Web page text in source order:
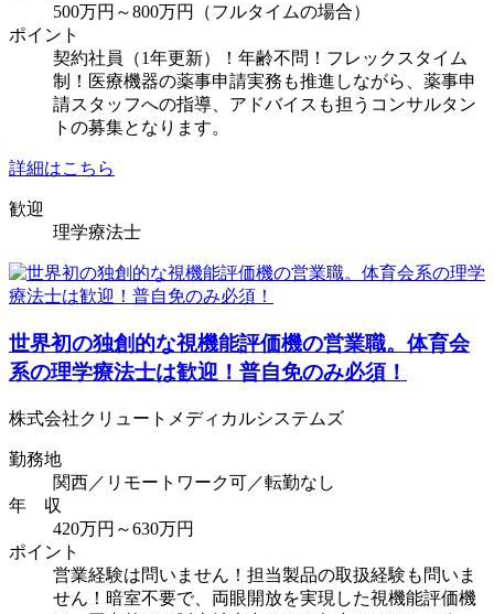
500万円～800万円（フルタイムの場合）
ポイント
契約社員（1年更新）！年齢不問！フレックスタイム
制！医療機器の薬事申請実務も推進しながら、薬事申
請スタッフへの指導、アドバイスも担うコンサルタン
トの募集となります。
詳細はこちら
歓迎
理学療法士
世界初の独創的な視機能評価機の営業職。体育会
系の理学療法士は歓迎！普自免のみ必須！
株式会社クリュートメディカルシステムズ
勤務地
関西／リモートワーク可／転勤なし
年 収
420万円～630万円
ポイント
営業経験は問いません！担当製品の取扱経験も問いま
せん！暗室不要で、両眼開放を実現した視機能評価機